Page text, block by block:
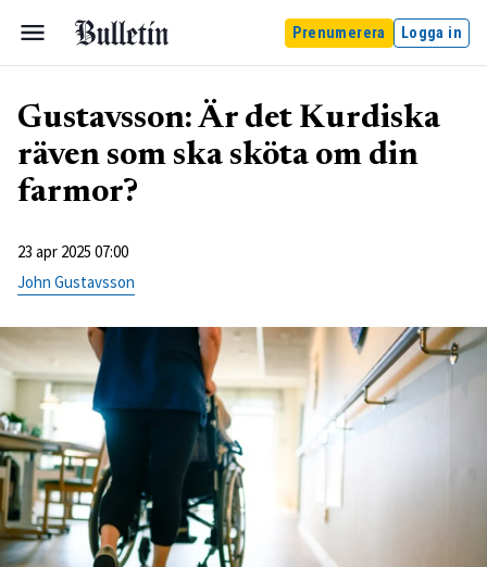
Prenumerera Logga in
Gustavsson: Är det Kurdiska
räven som ska sköta om din
farmor?
23 apr 2025 07:00
John Gustavsson